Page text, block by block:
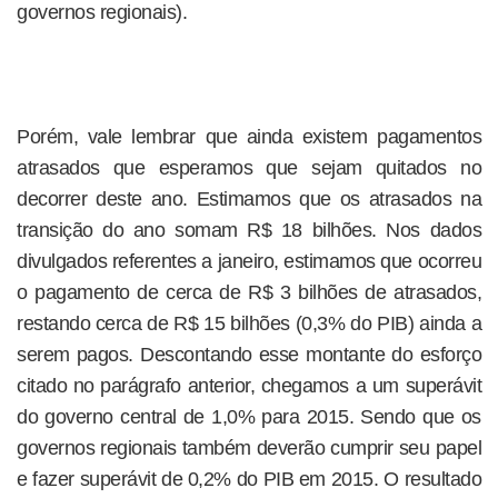
governos regionais).
Porém, vale lembrar que ainda existem pagamentos
atrasados que esperamos que sejam quitados no
decorrer deste ano. Estimamos que os atrasados na
transição do ano somam R$ 18 bilhões. Nos dados
divulgados referentes a janeiro, estimamos que ocorreu
o pagamento de cerca de R$ 3 bilhões de atrasados,
restando cerca de R$ 15 bilhões (0,3% do PIB) ainda a
serem pagos. Descontando esse montante do esforço
citado no parágrafo anterior, chegamos a um superávit
do governo central de 1,0% para 2015. Sendo que os
governos regionais também deverão cumprir seu papel
e fazer superávit de 0,2% do PIB em 2015. O resultado